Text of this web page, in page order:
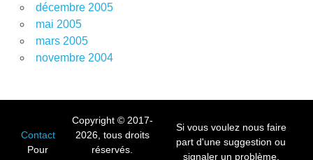
décembre 2005
mai 2005
mars 2005
novembre 2004
Contact
Pour
Copyright © 2017-
2026, tous droits
réservés.
Si vous voulez nous faire
part d'une suggestion ou
signaler un problème,